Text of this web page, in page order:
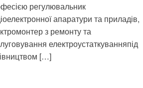
регулювальник
апаратури та приладів,
з ремонту та
електроустаткуванняпід
[…]